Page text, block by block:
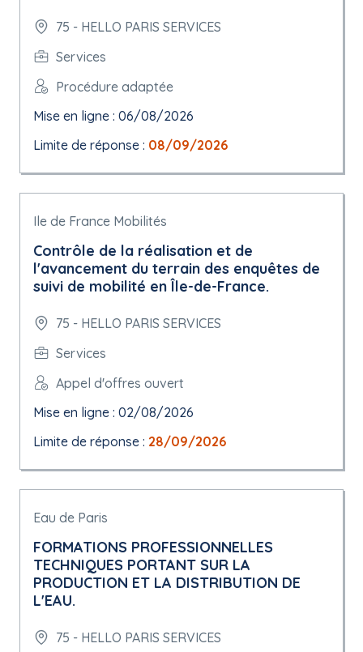
75 - HELLO PARIS SERVICES
Services
Procédure adaptée
Mise en ligne : 06/08/2026
Limite de réponse : 08/09/2026
Ile de France Mobilités
Contrôle de la réalisation et de
l'avancement du terrain des enquêtes de
suivi de mobilité en Île-de-France.
75 - HELLO PARIS SERVICES
Services
Appel d'offres ouvert
Mise en ligne : 02/08/2026
Limite de réponse : 28/09/2026
Eau de Paris
FORMATIONS PROFESSIONNELLES
TECHNIQUES PORTANT SUR LA
PRODUCTION ET LA DISTRIBUTION DE
L'EAU.
75 - HELLO PARIS SERVICES